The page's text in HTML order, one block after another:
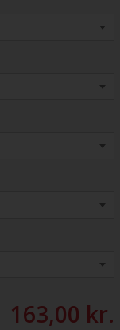
163,00 kr.